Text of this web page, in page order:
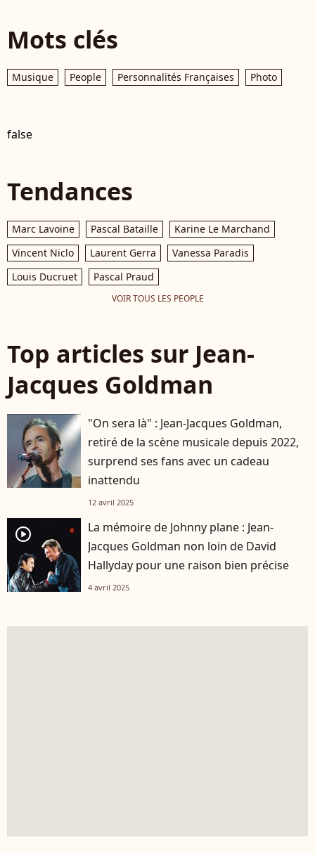
Mots clés
Musique People Personnalités Françaises Photo
false
Tendances
Marc Lavoine Pascal Bataille
Karine Le Marchand
Vincent Niclo
Laurent Gerra
Vanessa Paradis
Louis Ducruet
Pascal Praud
VOIR TOUS LES PEOPLE
Top articles sur Jean-
Jacques Goldman
"On sera là" : Jean-Jacques Goldman,
retiré de la scène musicale depuis 2022,
surprend ses fans avec un cadeau
inattendu
12 avril 2025
player2
La mémoire de Johnny plane : Jean-
Jacques Goldman non loin de David
Hallyday pour une raison bien précise
4 avril 2025